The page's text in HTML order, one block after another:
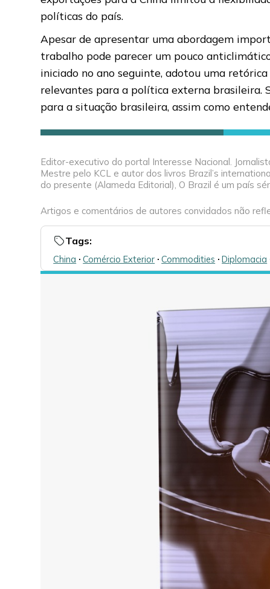
políticas do país.
Apesar de apresentar uma abordagem
trabalho pode parecer um pouco
iniciado no ano seguinte, adotou uma
relevantes para a política externa brasileira.
para a situação brasileira, assim como
Editor-executivo do portal Interesse Nacional.
Mestre pelo KCL e autor dos livros Brazil’s
do presente (Alameda Editorial), O Brazil é um país
Artigos e comentários de autores convidados não
Tags:
China 🞌Comércio Exterior 🞌Commodities 🞌Diplomacia